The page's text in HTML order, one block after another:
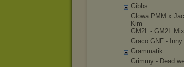
Gibbs
Głowa PMM x
Kim
GM2L - GM2L
Graco GNF - Inny
Grammatik
Grimmy - Dead